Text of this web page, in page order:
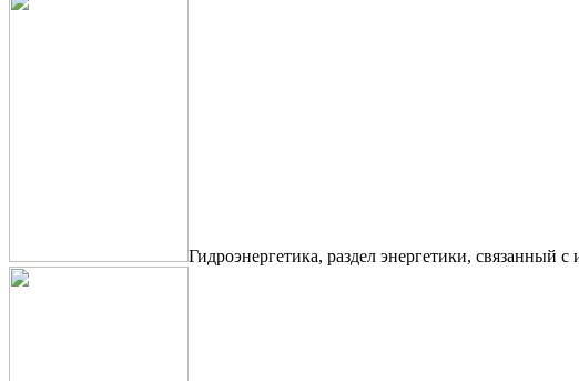
Гидроэнергетика, раздел энергетики, связанный